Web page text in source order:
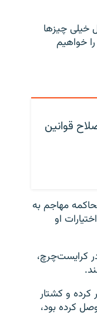
خیلی چیزها
خواهیم
قوانین
مهاجم به
او
کرایست‌چرچ،
«مانیفست» ۷۴ صفحه‌ای منتشر کرده و کشتار
کرده بود،